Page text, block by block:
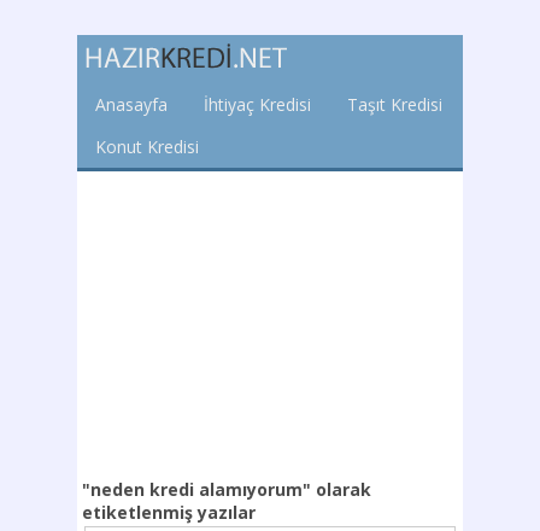
Anasayfa İhtiyaç Kredisi
Taşıt Kredisi
Konut Kredisi
"neden kredi alamıyorum" olarak
etiketlenmiş yazılar